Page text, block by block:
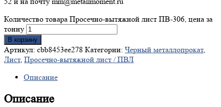
Количество товара Просечно-вытяжной лист ПВ-306, цена за
тонну
В корзину
Артикул: cbb8453ee278 Категории: Черный металлопрокат,
Лист, Просечно-вытяжной лист / ПВЛ
Описание
Описание